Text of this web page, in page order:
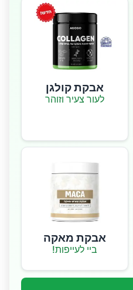
אבקת קולגן
לעור צעיר וזוהר
אבקת מאקה
ביי לעייפות!